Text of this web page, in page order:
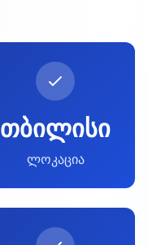
თბილისი
ლოკაცია